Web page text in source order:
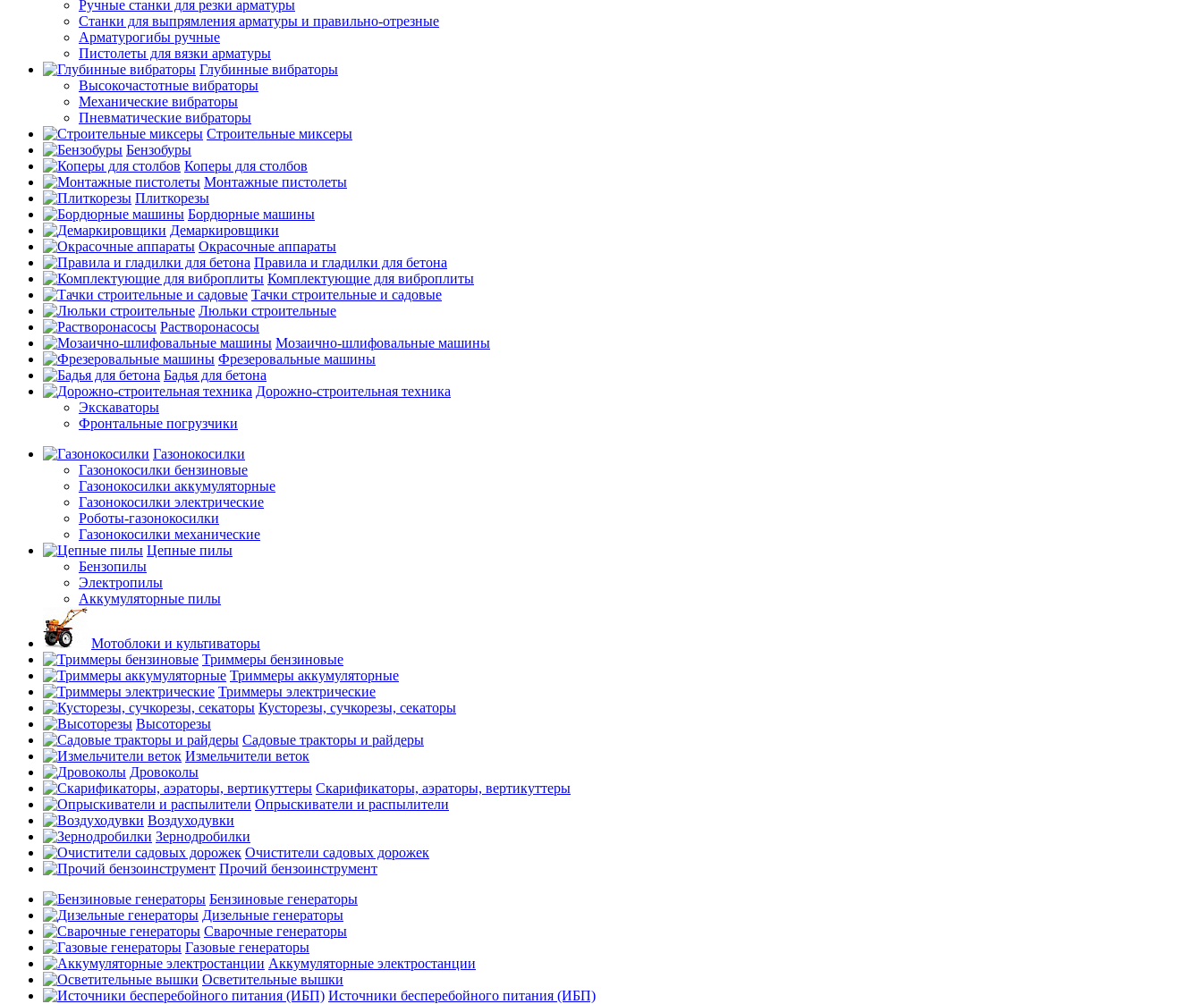
Ручные станки для резки арматуры
Станки для выпрямления арматуры и правильно-отрезные
Арматурогибы ручные
Пистолеты для вязки арматуры
Глубинные вибраторы
Высокочастотные вибраторы
Механические вибраторы
Пневматические вибраторы
Строительные миксеры
Бензобуры
Коперы для столбов
Монтажные пистолеты
Плиткорезы
Бордюрные машины
Демаркировщики
Окрасочные аппараты
Правила и гладилки для бетона
Комплектующие для виброплиты
Тачки строительные и садовые
Люльки строительные
Растворонасосы
Мозаично-шлифовальные машины
Фрезеровальные машины
Бадья для бетона
Дорожно-строительная техника
Экскаваторы
Фронтальные погрузчики
Газонокосилки
Газонокосилки бензиновые
Газонокосилки аккумуляторные
Газонокосилки электрические
Роботы-газонокосилки
Газонокосилки механические
Цепные пилы
Бензопилы
Электропилы
Аккумуляторные пилы
Мотоблоки и культиваторы
Триммеры бензиновые
Триммеры аккумуляторные
Триммеры электрические
Кусторезы, сучкорезы, секаторы
Высоторезы
Садовые тракторы и райдеры
Измельчители веток
Дровоколы
Скарификаторы, аэраторы, вертикуттеры
Опрыскиватели и распылители
Воздуходувки
Зернодробилки
Очистители садовых дорожек
Прочий бензоинструмент
Бензиновые генераторы
Дизельные генераторы
Сварочные генераторы
Газовые генераторы
Аккумуляторные электростанции
Осветительные вышки
Источники бесперебойного питания (ИБП)